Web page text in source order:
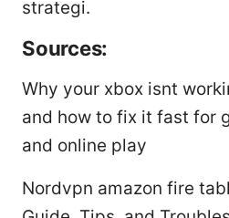
strategi.
Sources:
Why your xbox isnt
and how to fix it fast for
and online play
Nordvpn amazon fire